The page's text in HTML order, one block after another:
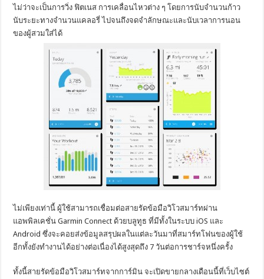
ไม่ว่าจะเป็นการวิ่ง ฟิตเนส การเคลื่อนไหวต่าง ๆ โดยการนับจำนวนก้าว
นับระยะทางจำนวนแคลอรี่ ไปจนถึงจดจำลักษณะและนับเวลาการนอน
ของผู้สวมใส่ได้
ไม่เพียงเท่านี้ ผู้ใช้สามารถเชื่อมต่อสายรัดข้อมือวิโวสมาร์ทผ่าน
แอพพิลเคชั่น Garmin Connect ด้วยบลูทูธ ที่มีทั้งในระบบ iOS และ
Android ซึ่งจะคอยส่งข้อมูลสรุปผลในแต่ละวันมาที่สมาร์ทโฟนของผู้ใช้
อีกทั้งยังทำงานได้อย่างต่อเนื่องได้สูงสุดถึง 7 วันต่อการชาร์จหนึ่งครั้ง
ทั้งนี้สายรัดข้อมือวิโวสมาร์ทจากการ์มิน จะเปิดขายกลางเดือนนี้ที่เว็บไซต์